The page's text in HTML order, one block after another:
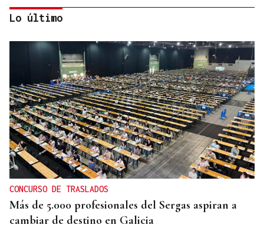
O SON DA ESTACIÓN
Baiuca, Nadadora o 9Louro visitan A Rúa con los
Concertos do Xacobeo
Lo último
CONCURSO DE TRASLADOS
Más de 5.000 profesionales del Sergas aspiran a
cambiar de destino en Galicia